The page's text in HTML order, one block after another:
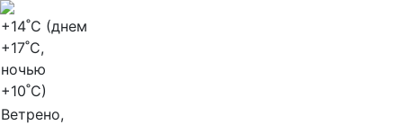
+14˚C (днем
+17˚C,
ночью
+10˚C)
Ветрено,